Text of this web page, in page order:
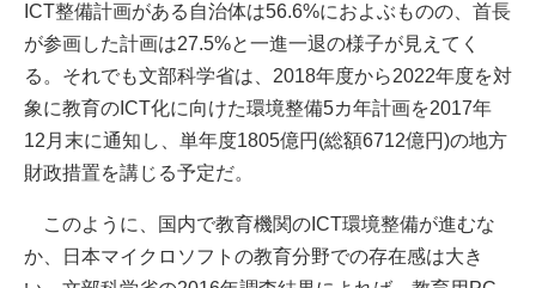
ICT整備計画がある自治体は56.6%におよぶものの、首長
が参画した計画は27.5%と一進一退の様子が見えてく
る。それでも文部科学省は、2018年度から2022年度を対
象に教育のICT化に向けた環境整備5カ年計画を2017年
12月末に通知し、単年度1805億円(総額6712億円)の地方
財政措置を講じる予定だ。
このように、国内で教育機関のICT環境整備が進むな
か、日本マイクロソフトの教育分野での存在感は大き